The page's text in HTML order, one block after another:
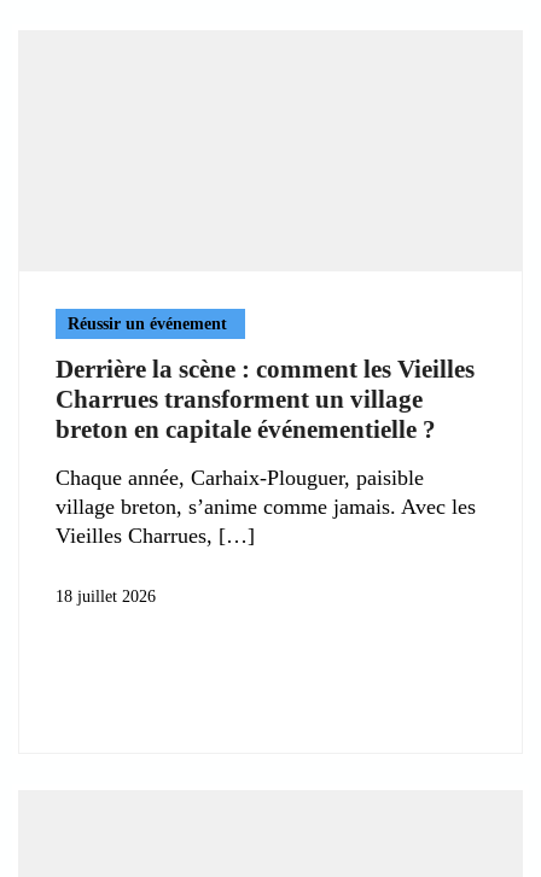
Réussir un événement
Derrière la scène : comment les Vieilles
Charrues transforment un village
breton en capitale événementielle ?
Chaque année, Carhaix-Plouguer, paisible
village breton, s’anime comme jamais. Avec les
Vieilles Charrues,
18 juillet 2026